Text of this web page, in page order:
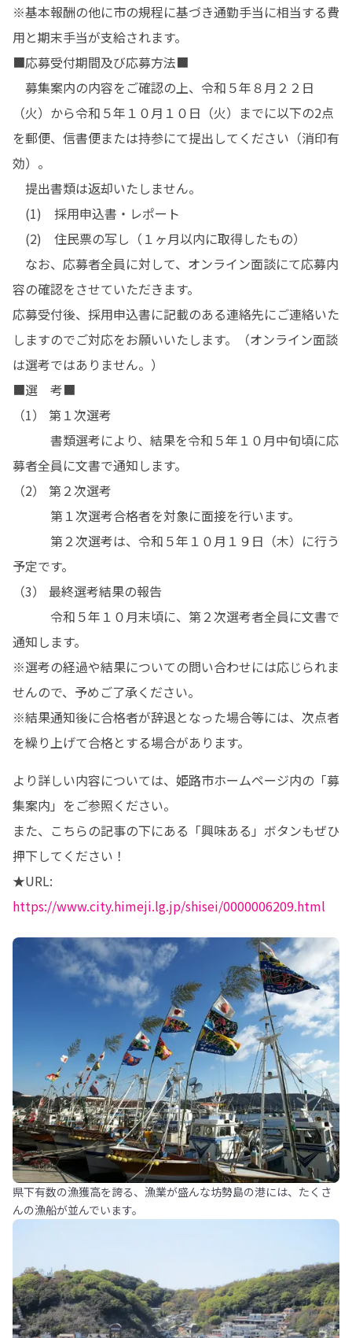
※基本報酬の他に市の規程に基づき通勤手当に相当する費
用と期末手当が支給されます。
■応募受付期間及び応募方法■
募集案内の内容をご確認の上、令和５年８月２２日
（火）から令和５年１０月１０日（火）までに以下の2点
を郵便、信書便または持参にて提出してください（消印有
効）。
提出書類は返却いたしません。
(1)　採用申込書・レポート
(2)　住民票の写し（１ヶ月以内に取得したもの）
なお、応募者全員に対して、オンライン面談にて応募内
容の確認をさせていただきます。
応募受付後、採用申込書に記載のある連絡先にご連絡いた
しますのでご対応をお願いいたします。（オンライン面談
は選考ではありません。）
■選　考■
（1） 第１次選考
書類選考により、結果を令和５年１０月中旬頃に応
募者全員に文書で通知します。
（2） 第２次選考
第１次選考合格者を対象に面接を行います。
第２次選考は、令和５年１０月１９日（木）に行う
予定です。
（3） 最終選考結果の報告
令和５年１０月末頃に、第２次選考者全員に文書で
通知します。
※選考の経過や結果についての問い合わせには応じられま
せんので、予めご了承ください。
※結果通知後に合格者が辞退となった場合等には、次点者
を繰り上げて合格とする場合があります。
より詳しい内容については、姫路市ホームページ内の「募
集案内」をご参照ください。
また、こちらの記事の下にある「興味ある」ボタンもぜひ
押下してください！
https://www.city.himeji.lg.jp/shisei/0000006209.html
県下有数の漁獲高を誇る、漁業が盛んな坊勢島の港には、たくさ
んの漁船が並んでいます。